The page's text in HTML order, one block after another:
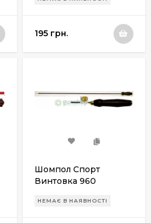
мм
195 грн.
Шомпол Спорт
Винтовка 960
мм
НЕМАЄ В НАЯВНОСТІ